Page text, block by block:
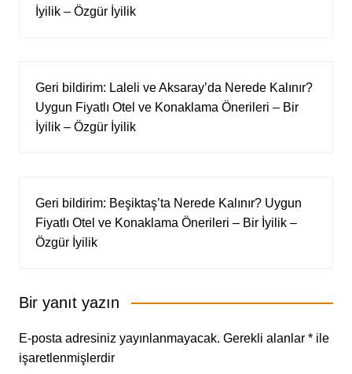
İyilik – Özgür İyilik
Geri bildirim: Laleli ve Aksaray’da Nerede Kalınır?
Uygun Fiyatlı Otel ve Konaklama Önerileri – Bir
İyilik – Özgür İyilik
Geri bildirim: Beşiktaş’ta Nerede Kalınır? Uygun
Fiyatlı Otel ve Konaklama Önerileri – Bir İyilik –
Özgür İyilik
Bir yanıt yazın
E-posta adresiniz yayınlanmayacak. Gerekli alanlar *ile
işaretlenmişlerdir